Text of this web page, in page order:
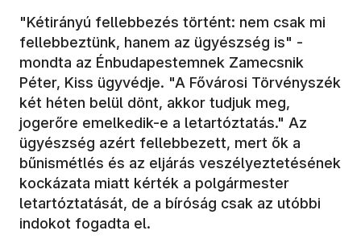
"Kétirányú fellebbezés történt: nem csak mi
fellebbeztünk, hanem az ügyészség is" -
mondta az Énbudapestemnek Zamecsnik
Péter, Kiss ügyvédje. "A Fővárosi Törvényszék
két héten belül dönt, akkor tudjuk meg,
jogerőre emelkedik-e a letartóztatás." Az
ügyészség azért fellebbezett, mert ők a
bűnismétlés és az eljárás veszélyeztetésének
kockázata miatt kérték a polgármester
letartóztatását, de a bíróság csak az utóbbi
indokot fogadta el.